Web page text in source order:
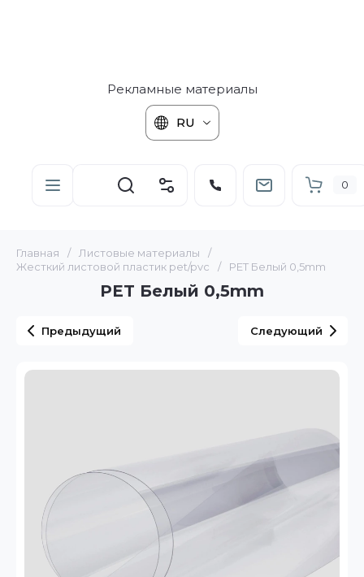
Рекламные материалы
RU
0
Главная / Листовые материалы
/
Жесткий листовой пластик pet/pvc
/ PET Белый 0,5mm
PET Белый 0,5mm
Предыдущий Следующий